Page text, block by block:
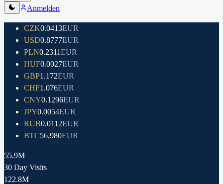
Anmelden
CZK0.0413EUR
USD0.8777EUR
PLN0.2311EUR
HUF0.0027EUR
GBP1.172EUR
CHF1.076EUR
CNY0.1296EUR
JPY0.0054EUR
RUB0.0112EUR
BTC56,980EUR
55.9M
30 Day Visits
122.8M